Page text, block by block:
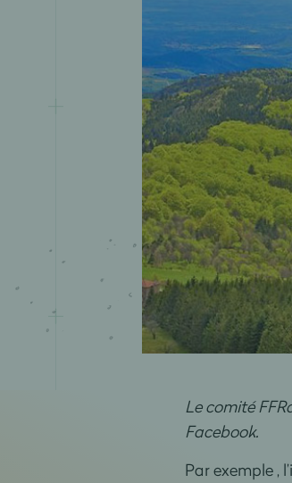
Le comité
Facebook.
Par exemple ,